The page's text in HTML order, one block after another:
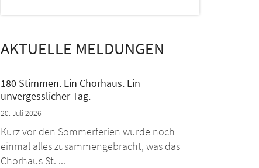
AKTUELLE MELDUNGEN
180 Stimmen. Ein Chorhaus. Ein
unvergesslicher Tag.
20. Juli 2026
Kurz vor den Sommerferien wurde noch
einmal alles zusammengebracht, was das
Chorhaus St. ...